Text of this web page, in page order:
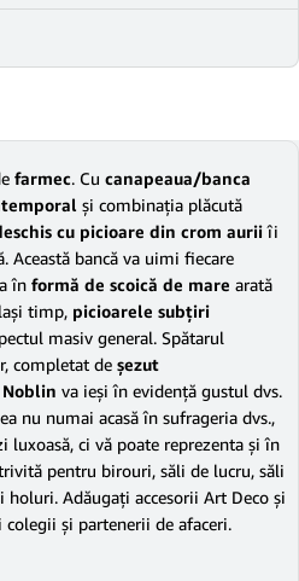
farmec. Cu canapeaua/banca
şi combinaţia plăcută
cu picioare din crom auriiîi
Această bancă va uimi fiecare
în formă de scoică de mare arată
timp, picioarele subţiri
masiv general. Spătarul
completat de şezut
va ieşi în evidenţă gustul dvs.
nu numai acasă în sufrageria dvs.,
luxoasă, ci vă poate reprezenta şi în
pentru birouri, săli de lucru, săli
holuri. Adăugaţi accesorii Art Deco şi
şi partenerii de afaceri.